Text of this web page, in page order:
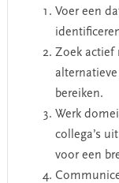
Voer een
Zoek actief
bereiken.
Werk
collega’s
voor een